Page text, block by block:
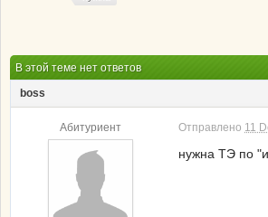
В этой теме нет ответов
boss
Абитуриент Отправлено 11
нужна ТЭ по